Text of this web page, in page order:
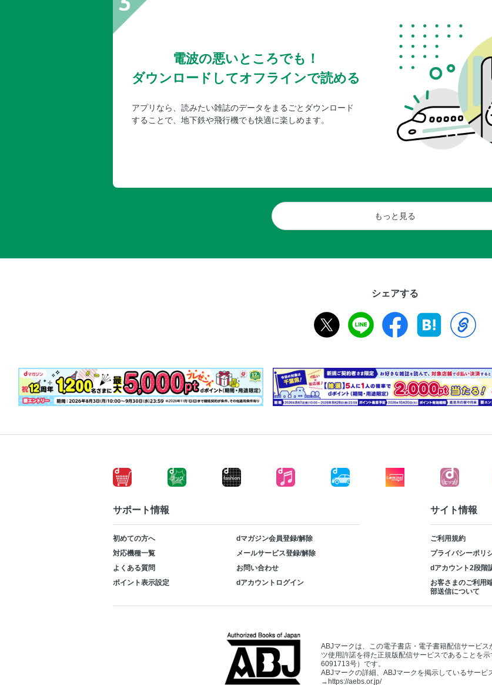
手作り化粧水／ひとりひとりの肌に
肌トラブルを解決／ニキビ、美白
全身ケアで節約／入浴タイムで差
重曹＋アロマオイルで楽しい入浴剤
電波の悪いところでも！
ダウンロードしてオフラインで読める
アプリなら、読みたい雑誌のデータをまるごとダウンロード
することで、地下鉄や飛行機でも快適に楽しめます。
もっと見る
シェアする
サポート情報
初めての方へ
dマガジン会員登録/解除
対応機種一覧
メールサービス登録/解除
よくある質問
お問い合わせ
ポイント表示設定
dアカウントログイン
サイト情報
ご利用規約
プライバシーポリ
dアカウント2段階
お客さまのご利用
部送信について
ABJマークは、この電子書店・電子書籍配信サービス
ツ使用許諾を得た正規版配信サービスであることを
6091713号）です。
ABJマークの詳細、ABJマークを掲示しているサービ
→ https://aebs.or.jp/